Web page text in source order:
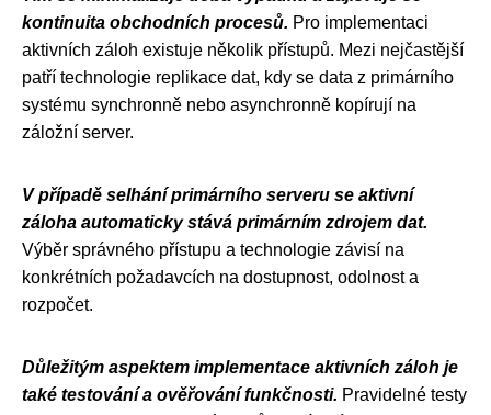
kontinuita obchodních procesů. Pro implementaci
aktivních záloh existuje několik přístupů. Mezi nejčastější
patří technologie replikace dat, kdy se data z primárního
systému synchronně nebo asynchronně kopírují na
záložní server.
V případě selhání primárního serveru se aktivní
záloha automaticky stává primárním zdrojem dat.
Výběr správného přístupu a technologie závisí na
konkrétních požadavcích na dostupnost, odolnost a
rozpočet.
Důležitým aspektem implementace aktivních záloh je
také testování a ověřování funkčnosti. Pravidelné testy